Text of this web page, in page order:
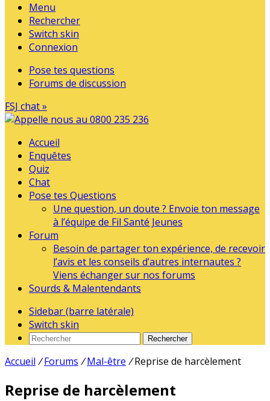
Menu
Rechercher
Switch skin
Connexion
Pose tes questions
Forums de discussion
FSJ chat »
Accueil
Enquêtes
Quiz
Chat
Pose tes Questions
Une question, un doute ? Envoie ton message
à l’équipe de Fil Santé Jeunes
Forum
Besoin de partager ton expérience, de recevoir
l’avis et les conseils d’autres internautes ?
Viens échanger sur nos forums
Sourds & Malentendants
Sidebar (barre latérale)
Switch skin
Rechercher
Accueil / Forums / Mal-être / Reprise de harcèlement
Reprise de harcèlement